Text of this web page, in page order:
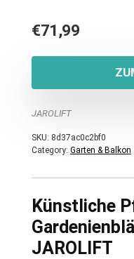
€71,99
JAROLIFT
SKU: 8d37ac0c2bf0
Category: Garten & Balkon
Künstliche
JAROLIFT